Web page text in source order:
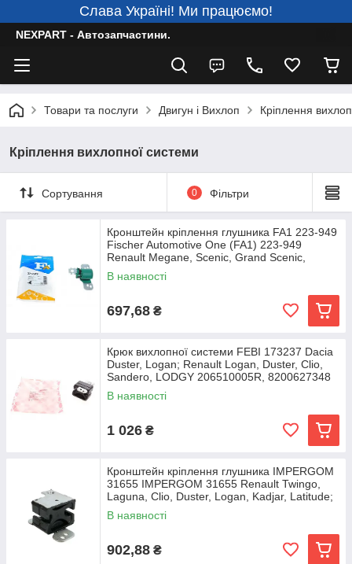
Слава Україні! Ми працюємо!
NEXPART - Автозапчастини.
Товари та послуги Двигун і Вихлоп Кріплення
Кріплення вихлопної системи
Сортування 0 Фільтри
Кронштейн кріплення глушника FA1 223-949
Fischer Automotive One (FA1) 223-949
Renault Megane, Scenic, Grand Scenic,
Fluence,
В наявності
697,68 ₴
Крюк вихлопної системи FEBI 173237 Dacia
Duster, Logan; Renault Logan, Duster, Clio,
Sandero, LODGY 206510005R, 8200627348
В наявності
1 026 ₴
Кронштейн кріплення глушника IMPERGOM
31655 IMPERGOM 31655 Renault Twingo,
Laguna, Clio, Duster, Logan, Kadjar, Latitude;
Dacia
В наявності
902,88 ₴